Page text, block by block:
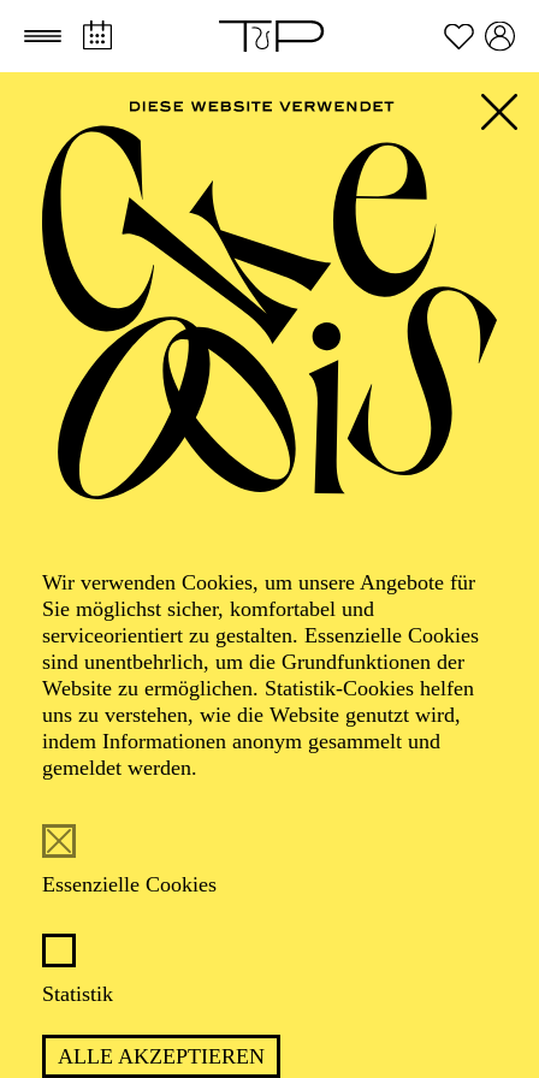
Zum Hauptinhalt springen Zum Footer springen
Wir verwenden Cookies, um unsere Angebote für
Sie möglichst sicher, komfortabel und
serviceorientiert zu gestalten. Essenzielle Cookies
sind unentbehrlich, um die Grundfunktionen der
Website zu ermöglichen. Statistik-Cookies helfen
uns zu verstehen, wie die Website genutzt wird,
indem Informationen anonym gesammelt und
gemeldet werden.
Essenzielle Cookies
Statistik
ALLE AKZEPTIEREN
Foto: Benne Ochs
Angel
Geboren in Guadalajara in Mexiko, studierte Alejandro